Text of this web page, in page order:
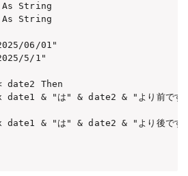
String
String
06/01"
5/1"
date2 Then
date1 & "は" & date2 & "より前です"
date1 & "は" & date2 & "より後です"